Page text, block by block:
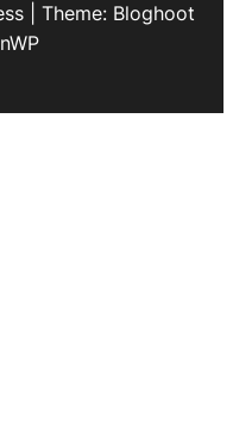
| Theme: Bloghoot